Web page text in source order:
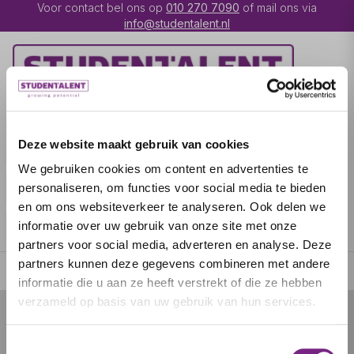
Deze website maakt gebruik van cookies
We gebruiken cookies om content en advertenties te
personaliseren, om functies voor social media te bieden
en om ons websiteverkeer te analyseren. Ook delen we
informatie over uw gebruik van onze site met onze
partners voor social media, adverteren en analyse. Deze
partners kunnen deze gegevens combineren met andere
informatie die u aan ze heeft verstrekt of die ze hebben
verzameld op basis van uw gebruik van hun services.
Voor contact bel ons op 010 270 7090 of mail ons via
info@studentalent.nl
UITZENDKRACHT
IK BEN WERKGEVER OVER STUDENTALENT
SPECIALISATIES